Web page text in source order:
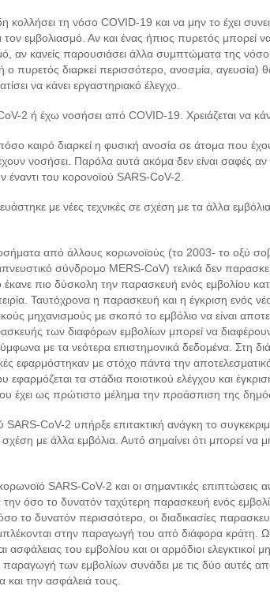
κολλήσει τη νόσο COVID-19 και να μην το έχει
εμβολιασμό. Αν και ένας ήπιος πυρετός μπορεί να
αν κανείς παρουσιάσει άλλα συμπτώματα της
πυρετός διαρκεί περισσότερο, ανοσμία, αγευσία)
να κάνει εργαστηριακό έλεγχο.
2 ή έχω νοσήσει από COVID-19. Χρειάζεται να
καιρό διαρκεί η φυσική ανοσία σε άτομα που
νοσήσει. Παρόλα αυτά ακόμα δεν είναι σαφές
έναντι του κορονοϊού SARS-CoV-2.
με νέες τεχνικές σε σχέση με τα άλλα
από άλλους κορωνοϊούς (το 2003- το οξύ
σύνδρομο MERS-CoV) τελικά δεν
έκανε πιο δύσκολη την παρασκευή ενός εμβολίου
Ταυτόχρονα η παρασκευή και η έγκριση ενός
μηχανισμούς με σκοπό το εμβόλιο να είναι
των διαφόρων εμβολίων μπορεί να
με τα νεότερα επιστημονικά δεδομένα. Στη
εφαρμόστηκαν με στόχο πάντα την
εφαρμόζεται τα στάδια ποιοτικού ελέγχου και
έχει ως πρώτιστο μέλημα την προάσπιση της
CoV-2 υπήρξε επιτακτική ανάγκη το
με άλλα εμβόλια. Αυτό σημαίνει ότι μπορεί να
SARS-CoV-2 και οι σημαντικές επιπτώσεις
όσο το δυνατόν ταχύτερη παρασκευή ενός
το δυνατόν περισσότερο, οι διαδικασίες
στην παραγωγή του από διάφορα κράτη.
ασφάλειας του εμβολίου και οι αρμόδιοι ελεγκτικοί
των εμβολίων συνάδει με τις δύο αυτές
και την ασφάλειά τους.